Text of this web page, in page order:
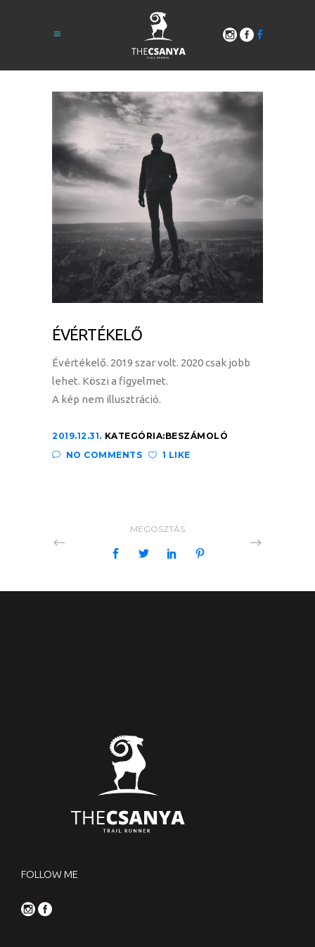
ÉVÉRTÉKELŐ
Évértékelő. 2019 szar volt. 2020 csak jobb
lehet. Köszi a figyelmet.
A kép nem illusztráció.
2019.12.31. KATEGÓRIA:BESZÁMOLÓ
NO COMMENTS
1 LIKE
MEGOSZTÁS
FOLLOW ME